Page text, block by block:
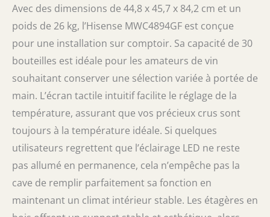
Avec des dimensions de 44,8 x 45,7 x 84,2 cm et un
poids de 26 kg, l’Hisense MWC4894GF est conçue
pour une installation sur comptoir. Sa capacité de 30
bouteilles est idéale pour les amateurs de vin
souhaitant conserver une sélection variée à portée de
main. L’écran tactile intuitif facilite le réglage de la
température, assurant que vos précieux crus sont
toujours à la température idéale. Si quelques
utilisateurs regrettent que l’éclairage LED ne reste
pas allumé en permanence, cela n’empêche pas la
cave de remplir parfaitement sa fonction en
maintenant un climat intérieur stable. Les étagères en